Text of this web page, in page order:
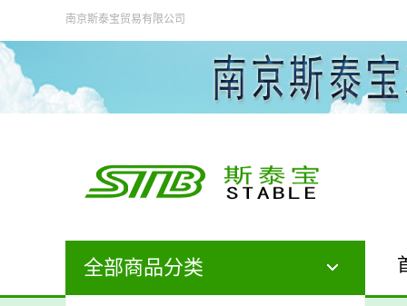
全部商品分类
南京斯泰宝贸易有限公司